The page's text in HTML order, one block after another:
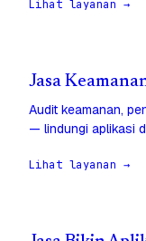
Lihat layanan →
Jasa
Audit keamanan,
— lindungi aplikasi
Lihat layanan →